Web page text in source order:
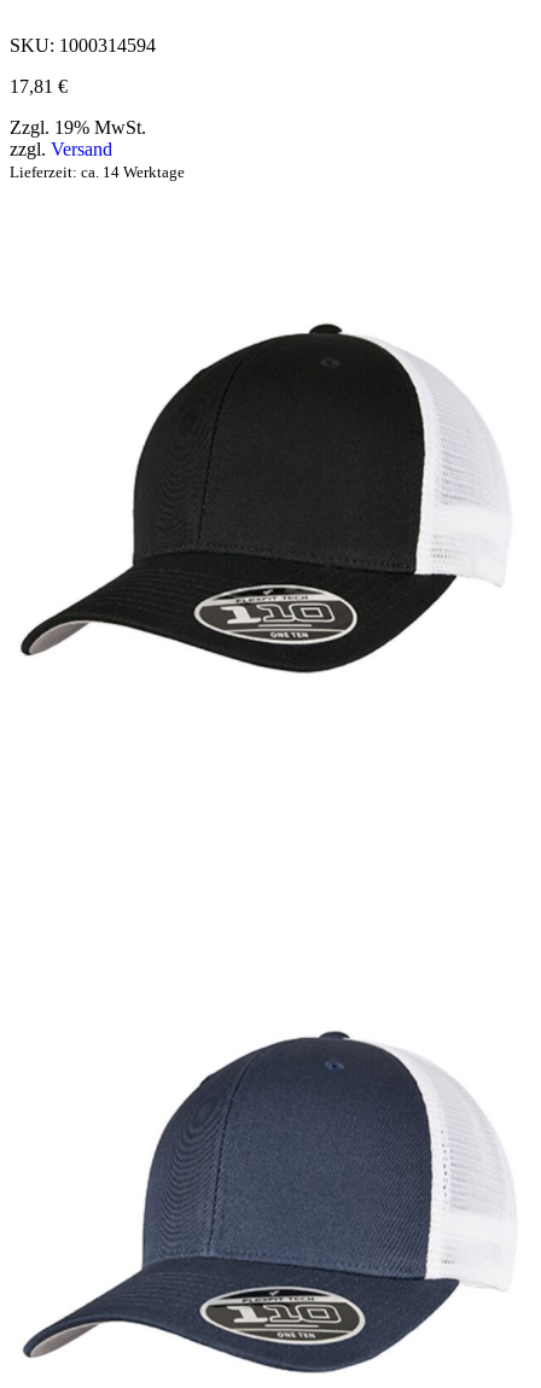
SKU: 1000314594
17,81 €
Zzgl. 19% MwSt.
zzgl. Versand
Lieferzeit: ca. 14 Werktage